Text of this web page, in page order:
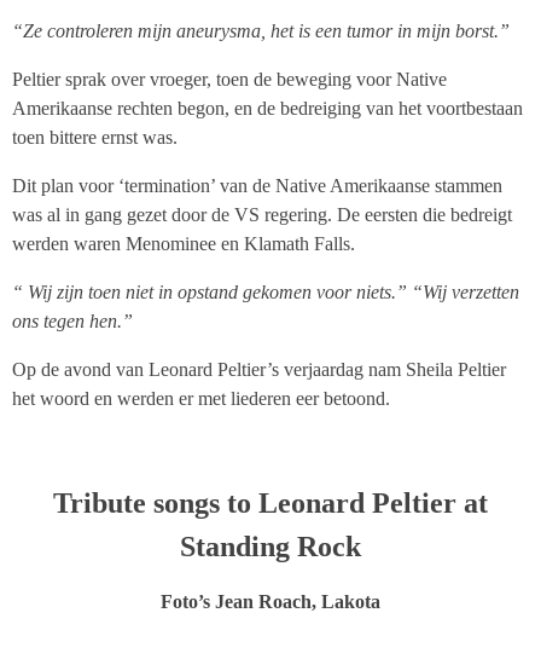
“Ze controleren mijn aneurysma, het is een tumor in mijn borst.”
Peltier sprak over vroeger, toen de beweging voor Native
Amerikaanse rechten begon, en de bedreiging van het voortbestaan
toen bittere ernst was.
Dit plan voor ‘termination’ van de Native Amerikaanse stammen
was al in gang gezet door de VS regering. De eersten die bedreigt
werden waren Menominee en Klamath Falls.
“ Wij zijn toen niet in opstand gekomen voor niets.” “Wij verzetten
ons tegen hen.”
Op de avond van Leonard Peltier’s verjaardag nam Sheila Peltier
het woord en werden er met liederen eer betoond.
Tribute songs to Leonard Peltier at
Standing Rock
Foto’s Jean Roach, Lakota